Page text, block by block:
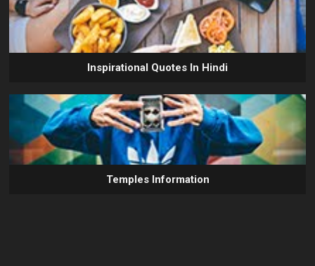
Inspirational Quotes In Hindi
Temples Information